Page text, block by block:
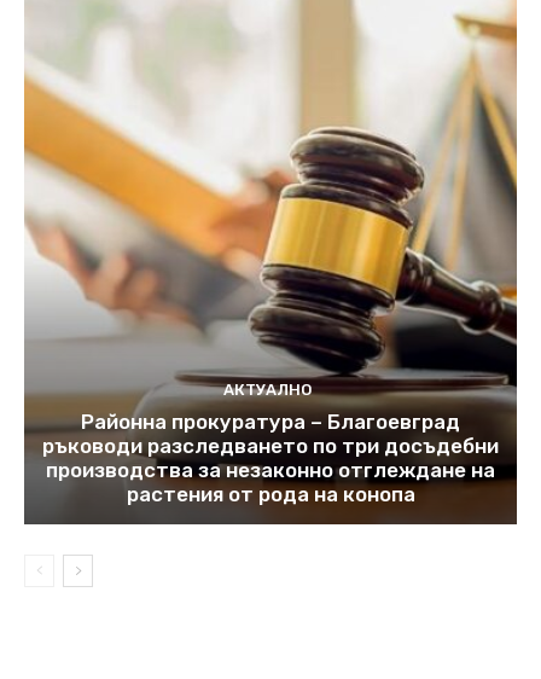
АКТУАЛНО
Районна прокуратура – Благоевград
ръководи разследването по три досъдебни
производства за незаконно отглеждане на
растения от рода на конопа